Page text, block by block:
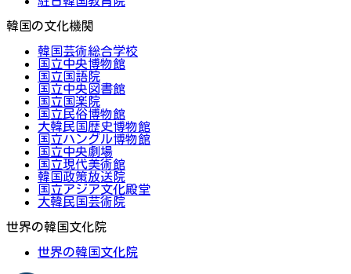
韓国の文化機関
韓国芸術総合学校
国立中央博物館
国立国語院
国立中央図書館
国立国楽院
国立民俗博物館
大韓民国歴史博物館
国立ハングル博物館
国立中央劇場
国立現代美術館
韓国政策放送院
国立アジア文化殿堂
大韓民国芸術院
世界の韓国文化院
世界の韓国文化院